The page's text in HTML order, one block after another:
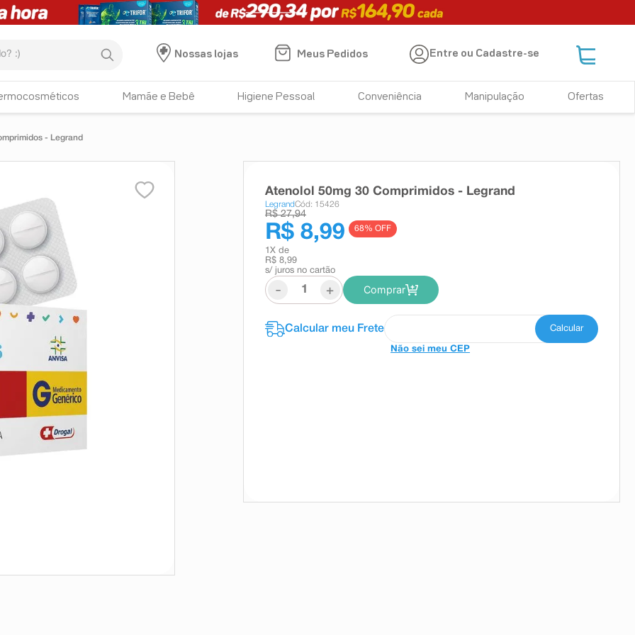
Nossas lojas
Meus Pedidos Entre ou Cadastre-se
Mamãe e Bebê Higiene Pessoal Conveniência Manipulação Ofertas
- Legrand
Atenolol 50mg 30 Comprimidos - Legrand
LegrandCód: 15426
R$ 27,94
R$ 8,99 68% OFF
1 X de
R$ 8,99
s/ juros no cartão
- + Comprar
Não sei meu CEP